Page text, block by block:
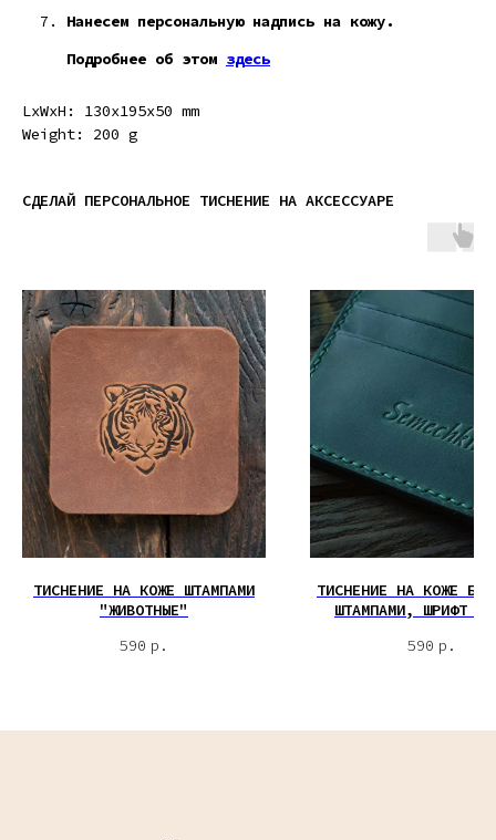
Нанесем персональную надпись на кожу.
Подробнее об этом здесь
LxWxH: 130x195x50 mm
Weight: 200 g
СДЕЛАЙ ПЕРСОНАЛЬНОЕ ТИСНЕНИЕ НА АКСЕССУАРЕ
ТИСНЕНИЕ НА КОЖЕ ШТАМПАМИ
"ЖИВОТНЫЕ"
590 р.
ТИСНЕНИЕ НА КОЖЕ
ШТАМПАМИ, ШРИФТ
590 р.